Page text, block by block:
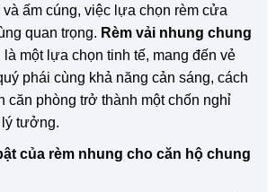
ấm cúng, việc lựa chọn rèm cửa
quan trọng. Rèm vải nhung chung
là một lựa chọn tinh tế, mang đến vẻ
phái cùng khả năng cản sáng, cách
căn phòng trở thành một chốn nghỉ
tưởng.
của rèm nhung cho căn hộ chung